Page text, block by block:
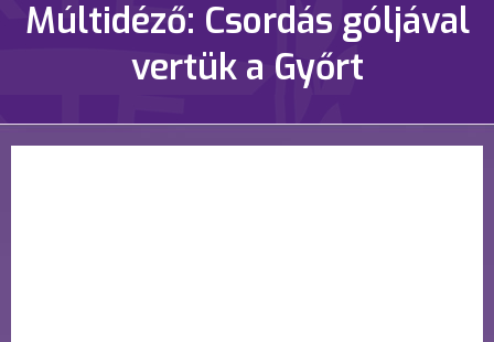
Múltidéző: Csordás góljával
vertük a Győrt